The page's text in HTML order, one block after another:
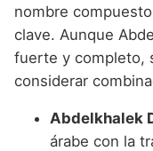
nombre
clave. Aunque
fuerte y completo,
considerar
Abdelkhalek
árabe con la